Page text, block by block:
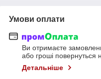
Умови оплати
Ви отримаєте
або гроші повернуться
Детальніше